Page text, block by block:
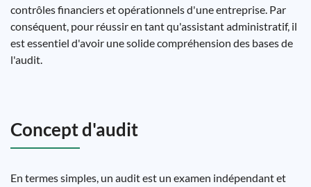
contrôles financiers et opérationnels d'une entreprise. Par
conséquent, pour réussir en tant qu'assistant administratif, il
est essentiel d'avoir une solide compréhension des bases de
l'audit.
Concept d'audit
En termes simples, un audit est un examen indépendant et